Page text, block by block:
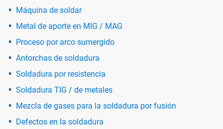
Máquina de soldar
Metal de aporte en MIG / MAG
Proceso por arco sumergido
Antorchas de soldadura
Soldadura por resistencia
Soldadura TIG / de metales
Mezcla de gases para la soldadura por fusión
Defectos en la soldadura